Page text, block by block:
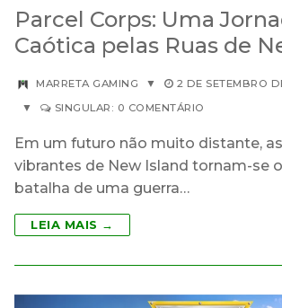
Parcel Corps: Uma
Caótica pelas Ruas de
MARRETA GAMING ▼ 2 DE SETEMBRO
▼
SINGULAR: 0 COMENTÁRIO
Em um futuro não muito distante,
vibrantes de New Island tornam-se
batalha de uma guerra…
LEIA MAIS →